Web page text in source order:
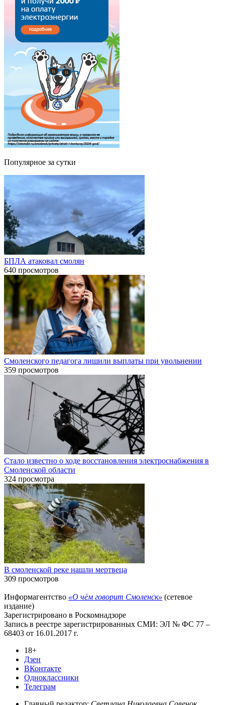
Популярное за сутки
БПЛА атаковал смолян
640 просмотров
Смоленского педагога лишили выплаты при увольнении
359 просмотров
Стало известно о ходе восстановления электроснабжения в
Смоленской области
324 просмотра
В смоленской реке нашли мертвеца
309 просмотров
Информагентство «О чём говорит Смоленск» (сетевое
издание)
Зарегистрировано в Роскомнадзоре
Запись в реестре зарегистрированных СМИ: ЭЛ № ФС 77 –
68403 от 16.01.2017 г.
18+
Дзен
ВКонтакте
Одноклассники
Телеграм